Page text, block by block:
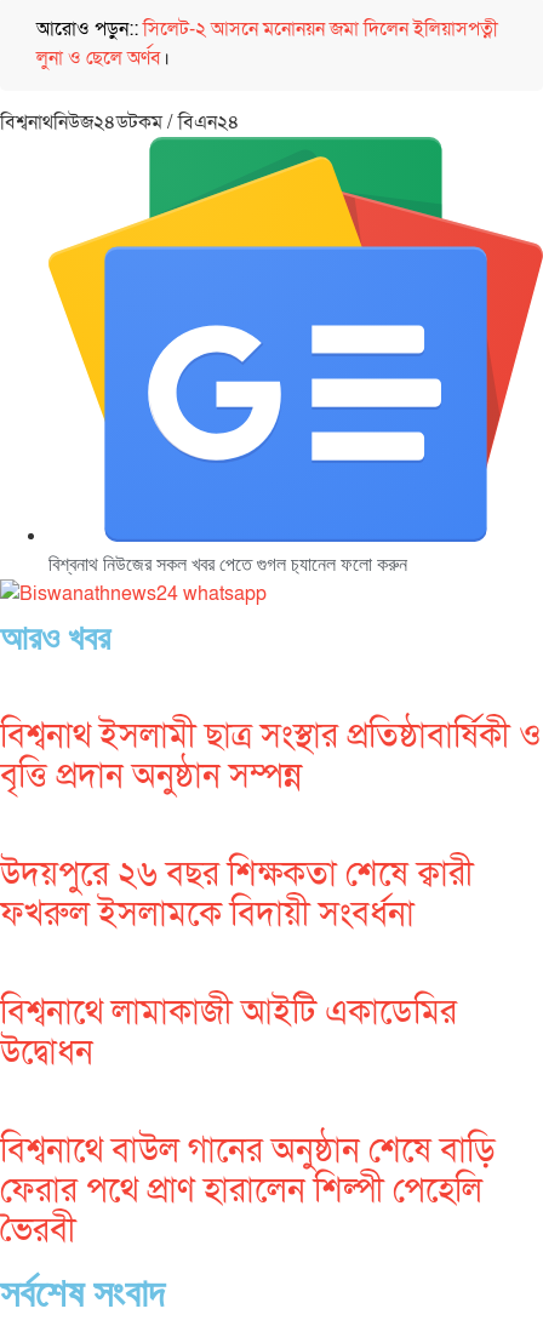
আরোও পড়ুন::সিলেট-২ আসনে মনোনয়ন জমা দিলেন ইলিয়াসপত্নী
লুনা ও ছেলে অর্ণব।
বিশ্বনাথনিউজ২৪ডটকম / বিএন২৪
বিশ্বনাথ নিউজের সকল খবর পেতে গুগল চ‌্যানেল ফলো করুন
আরও খবর
বিশ্বনাথ ইসলামী ছাত্র সংস্থার প্রতিষ্ঠাবার্ষিকী ও
বৃত্তি প্রদান অনুষ্ঠান সম্পন্ন
উদয়পুরে ২৬ বছর শিক্ষকতা শেষে ক্বারী
ফখরুল ইসলামকে বিদায়ী সংবর্ধনা
বিশ্বনাথে লামাকাজী আইটি একাডেমির
উদ্বোধন
বিশ্বনাথে বাউল গানের অনুষ্ঠান শেষে বাড়ি
ফেরার পথে প্রাণ হারালেন শিল্পী পেহেলি
ভৈরবী
সর্বশেষ সংবাদ